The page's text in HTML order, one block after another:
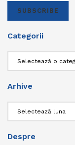
SUBSCRIBE
Categorii
Arhive
Despre